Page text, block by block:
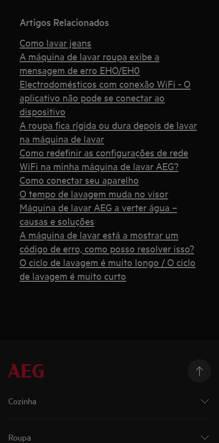
Artigos Relacionados
Como lavar jeans
A máquina de lavar roupa exibe a
mensagem de erro EHO/EH0
Electrodomésticos com conexão WiFi - O
aplicativo não pode se conectar ao
dispositivo
A roupa fica rígida ou dura depois de lavar
na máquina de lavar
Como redefinir as configurações de rede
WiFi na minha máquina de lavar AEG?
Como conectar seu aparelho
O tempo de lavagem muda no visor
Máquina de lavar AEG a verter água –
causas e soluções
A máquina de lavar está a mostrar um
código de erro, como posso resolver isso?
O ciclo de lavagem é muito longo / O ciclo
de lavagem é muito curto
Cozinha
Roupa